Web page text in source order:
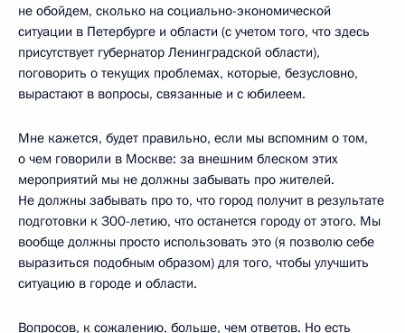
не обойдем, сколько на социально-экономической
ситуации в Петербурге и области (с учетом того, что здесь
присутствует губернатор Ленинградской области),
поговорить о текущих проблемах, которые, безусловно,
вырастают в вопросы, связанные и с юбилеем.
Мне кажется, будет правильно, если мы вспомним о том,
о чем говорили в Москве: за внешним блеском этих
мероприятий мы не должны забывать про жителей.
Не должны забывать про то, что город получит в результате
подготовки к 300-летию, что останется городу от этого. Мы
вообще должны просто использовать это (я позволю себе
выразиться подобным образом) для того, чтобы улучшить
ситуацию в городе и области.
Вопросов, к сожалению, больше, чем ответов. Но есть